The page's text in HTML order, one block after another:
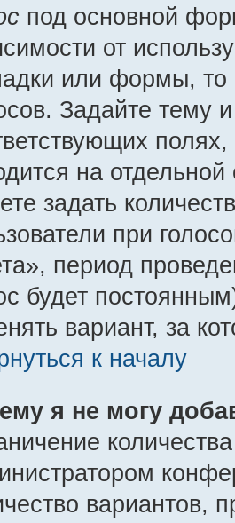
под основной
от
или формы, то
Задайте тему
на
задать
при
период
будет
вариант, за
к началу
я не могу
вариантов,